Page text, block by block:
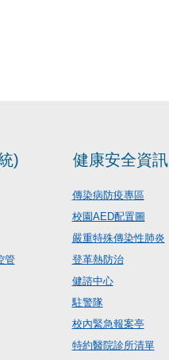
)
管
健康安全資訊
傳染病防疫專區
校園AED配置圖
嚴重特殊傳染性肺炎
登革熱防治
健諮中心
駐警隊
校內緊急報案亭
特約醫院診所清單